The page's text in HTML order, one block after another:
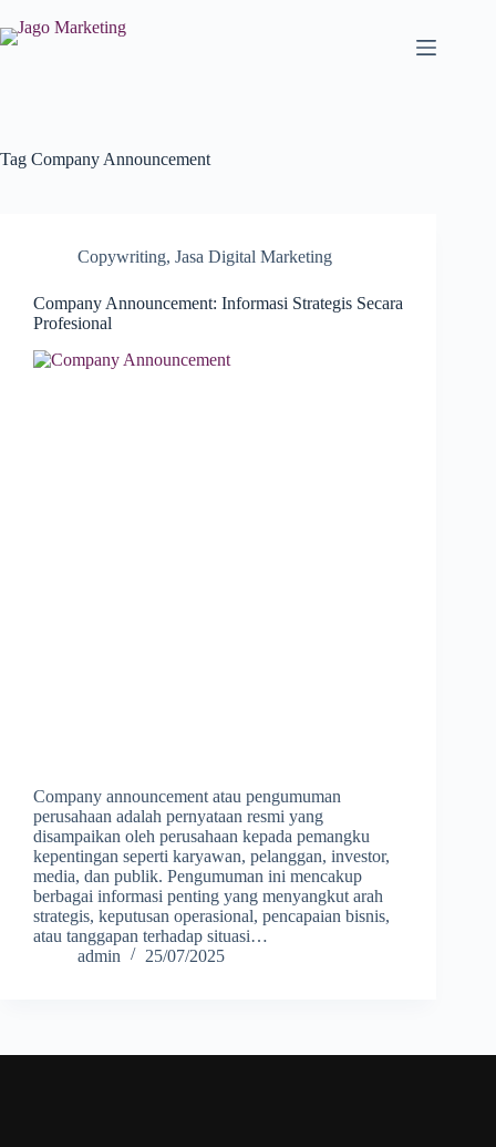
Tag Company Announcement
Copywriting, Jasa Digital Marketing
Company Announcement: Informasi Strategis Secara
Profesional
Company announcement atau pengumuman
perusahaan adalah pernyataan resmi yang
disampaikan oleh perusahaan kepada pemangku
kepentingan seperti karyawan, pelanggan, investor,
media, dan publik. Pengumuman ini mencakup
berbagai informasi penting yang menyangkut arah
strategis, keputusan operasional, pencapaian bisnis,
atau tanggapan terhadap situasi…
admin
25/07/2025